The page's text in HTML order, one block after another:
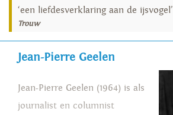
‘een liefdesverklaring aan de ijsvogel’
Trouw
Jean-Pierre Geelen
Jean-Pierre Geelen (1964) is als
journalist en columnist